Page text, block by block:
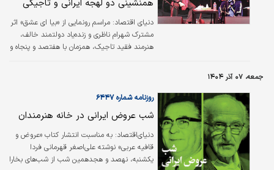
همنشینی دو لهجه ایرانی و تاجیکی
دنیای اقتصاد: مراسم رونمایی از «بیا ‌ای عشق» اثر
مشترک شهرام ناظری و زنده‌یاد دولتمند خالف،
هنرمند فقید تاجیک، همزمان با هفتصد و پنجاه و
درگذشت اوست و به عبارتی، این آخرین آلبوم
ارزش هنری، تاریخی و عاطفی این پروژه را دوچندان
می‌کند.
جمعه، ۰۷ آذر ۱۴۰۴
روزنامه شماره ۶۴۴۷
شب عروض ایرانی در خانه هنرمندان
دنیای‌اقتصاد: به مناسبت انتشار کتاب «عروض و
قافیه عربی» نوشته علی‌‌‌‌‌‌اصغر قهرمانی فردا
یکشنبه، نهصد و هجدهمین شب از شب‌‌‌‌‌‌های بخارا